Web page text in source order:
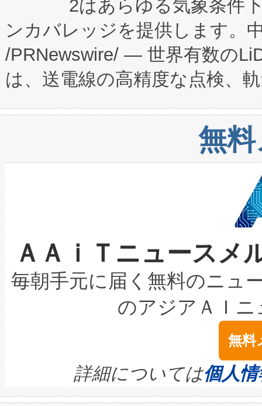
のアクセスを大幅に拡大する
Fully-Connected Continuous
プログラムには、施設設計・
に関する技術移転および知的
構造化トレーニングカリキュ
上げおよび商用化段階におけ
設備整備および立ち上げ調整
加組織は、Enzeneのバイオ
選定された製品について、自
取得できる可能性もあります
設には、3億～4億ドルかか
最高経営責任者（CEO）であ
す。「当社のfully-connected
ームを利用すれば、6,000万
きます。この効率性は、フェ
ードするVoltaiqは、日本にあ
ーエネルギー貯蔵システム（
た。 Voltaiq独自のAI搭載プラ
定、統合、導入、運用に至る
安全性を追跡し、確保する事
増加しているデータセンター
る電力網に大きな負担をかけ
事業者の負担軽減という課題
系統連系を迅速にし、ピーク
限を超えて利用可能な電力容
持できるよう貢献します。こ
ービスレベル契約（SLA）違
テリー性能の劣化によるダウ
念は、現在データセンターが
ます。 Voltaiq provides a
quality and reliability for AI
BESS stack to ensure battery
2はあらゆる気象条件
ンカバレッジを提供します。
/PRNewswire/ — 世界有数の
は、送電線の高精度な点検、
や穀物倉庫におけるバルク材
リューション「Avia 2」を発
したAvia 2は、1,000メート
狭視野のFOVを切り替えるこ
ケーブル、枝などの細かな対
なレーザースポットにより、
な環境下でも豊かなディテー
キロメートル範囲を検出
LiDAR for Inspections,
は1535 nmレーザーを搭載。
イズの小径化を実現すること
す。ノーマルモードでは、
ートル先まで検出でき、これ
無
ＡＡｉＴニュース
毎朝手元に届く無料のニュ
のアジアＡＩ
無料
詳細については個人